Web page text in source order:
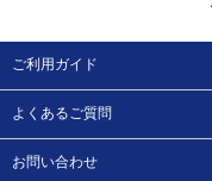
ご利用ガイド
よくあるご質問
お問い合わせ